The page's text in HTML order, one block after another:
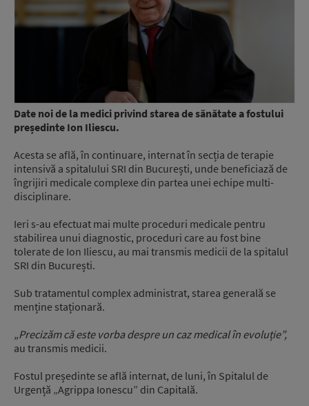
Date noi de la medici privind starea de sănătate a fostului
președinte Ion Iliescu.
Acesta se află, în continuare, internat în secția de terapie
intensivă a spitalului SRI din București, unde beneficiază de
îngrijiri medicale complexe din partea unei echipe multi-
disciplinare.
Ieri s-au efectuat mai multe proceduri medicale pentru
stabilirea unui diagnostic, proceduri care au fost bine
tolerate de Ion Iliescu, au mai transmis medicii de la spitalul
SRI din București.
Sub tratamentul complex administrat, starea generală se
menține staționară.
„Precizăm că este vorba despre un caz medical în evoluție”,
au transmis medicii.
Fostul președinte se află internat, de luni, în Spitalul de
Urgență „Agrippa Ionescu” din Capitală.